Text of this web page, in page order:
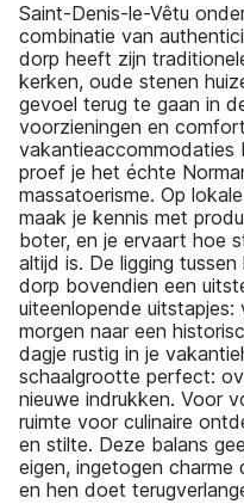
Saint-Denis-le-Vêtu
combinatie van
dorp heeft zijn
kerken, oude stenen
gevoel terug te gaan in
voorzieningen en
vakantieaccommodaties
proef je het échte
massatoerisme. Op
maak je kennis met
boter, en je ervaart hoe
altijd is. De ligging
dorp bovendien een
uiteenlopende
morgen naar een
dagje rustig in je
schaalgrootte perfect:
nieuwe indrukken. Voor
ruimte voor culinaire
en stilte. Deze balans
eigen, ingetogen charme
en hen doet